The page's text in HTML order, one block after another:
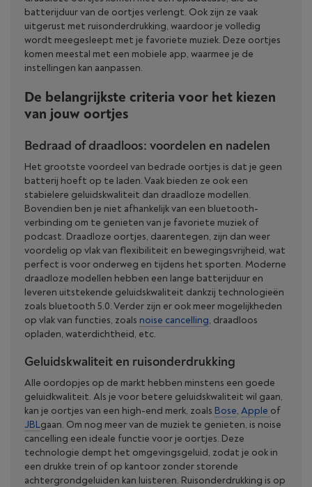
batterijduur van de oortjes verlengt. Ook zijn ze vaak
uitgerust met ruisonderdrukking, waardoor je volledig
wordt meegesleept met je favoriete muziek. Deze oortjes
komen meestal met een mobiele app, waarmee je de
instellingen kan aanpassen.
De belangrijkste criteria voor het kiezen
van jouw oortjes
Bedraad of draadloos: voordelen en nadelen
Het grootste voordeel van bedrade oortjes is dat je geen
batterij hoeft op te laden. Vaak bieden ze ook een
stabielere geluidskwaliteit dan draadloze modellen.
Bovendien ben je niet afhankelijk van een bluetooth-
verbinding om te genieten van je favoriete muziek of
podcast. Draadloze oortjes, daarentegen, zijn dan weer
voordelig op vlak van flexibiliteit en bewegingsvrijheid, wat
perfect is voor onderweg en tijdens het sporten. Moderne
draadloze modellen hebben een lange batterijduur en
leveren uitstekende geluidskwaliteit dankzij technologieën
zoals bluetooth 5.0. Verder zijn er ook meer mogelijkheden
op vlak van functies, zoals noise cancelling, draadloos
opladen, waterdichtheid, etc.
Geluidskwaliteit en ruisonderdrukking
Alle oordopjes op de markt hebben minstens een goede
geluidkwaliteit. Als je voor betere geluidskwaliteit wil gaan,
kan je oortjes van een high-end merk, zoals Bose, Apple of
JBLgaan. Om nog meer van de muziek te genieten, is noise
cancelling een ideale functie voor je oortjes. Deze
technologie dempt het omgevingsgeluid, zodat je ook in
een drukke trein of op kantoor zonder storende
achtergrondgeluiden kan luisteren. Ruisonderdrukking is op